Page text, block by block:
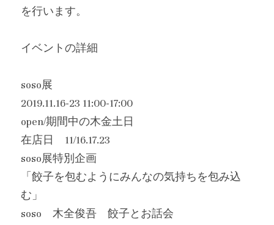
を行います。
イベントの詳細
soso展
2019.11.16-23 11:00-17:00
open/期間中の木金土日
在店日　11/16.17.23
soso展特別企画
「餃子を包むようにみんなの気持ちを包み込
む」
soso　木全俊吾　餃子とお話会